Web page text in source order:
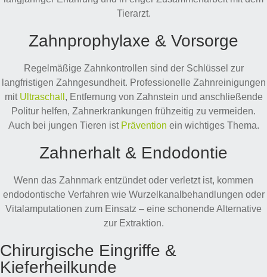
Tierarzt.
Zahnprophylaxe & Vorsorge
Regelmäßige Zahnkontrollen sind der Schlüssel zur
langfristigen Zahngesundheit. Professionelle Zahnreinigungen
mit Ultraschall , Entfernung von Zahnstein und anschließende
Politur helfen, Zahnerkrankungen frühzeitig zu vermeiden.
Auch bei jungen Tieren ist Prävention ein wichtiges Thema.
Zahnerhalt & Endodontie
Wenn das Zahnmark entzündet oder verletzt ist, kommen
endodontische Verfahren wie Wurzelkanalbehandlungen oder
Vitalamputationen zum Einsatz – eine schonende Alternative
zur Extraktion.
Chirurgische Eingriffe &
Kieferheilkunde